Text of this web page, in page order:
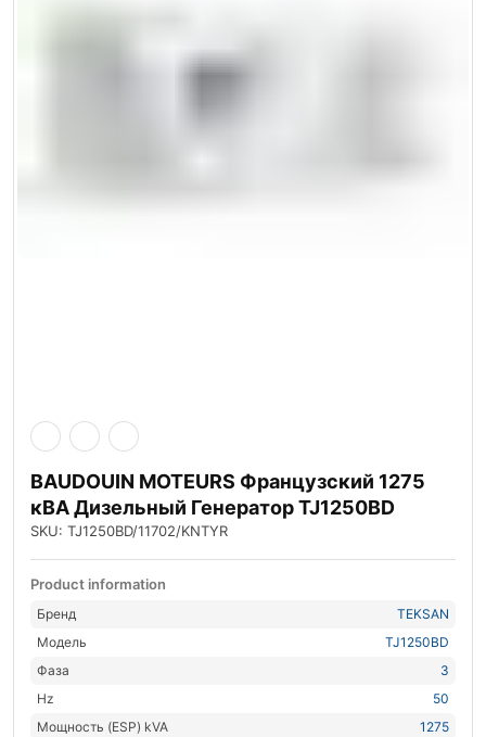
BAUDOUIN MOTEURS Французский 1275
кВА Дизельный Генератор TJ1250BD
SKU: TJ1250BD/11702/KNTYR
Product information
Бренд
TEKSAN
Модель
TJ1250BD
Фаза
3
Hz
50
Мощность (ESP) kVA
1275